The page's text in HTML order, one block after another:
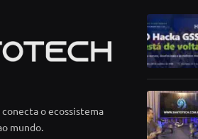
o ecossistema
mundo.